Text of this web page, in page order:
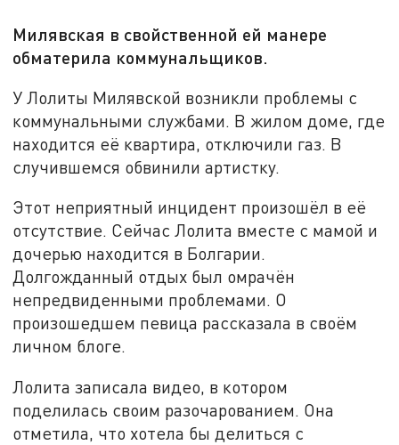
Милявская в свойственной ей манере
обматерила коммунальщиков.
У Лолиты Милявской возникли проблемы с
коммунальными службами. В жилом доме, где
находится её квартира, отключили газ. В
случившемся обвинили артистку.
Этот неприятный инцидент произошёл в её
отсутствие. Сейчас Лолита вместе с мамой и
дочерью находится в Болгарии.
Долгожданный отдых был омрачён
непредвиденными проблемами. О
произошедшем певица рассказала в своём
личном блоге.
Лолита записала видео, в котором
поделилась своим разочарованием. Она
отметила, что хотела бы делиться с